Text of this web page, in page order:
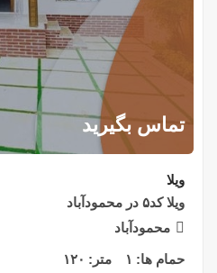
تماس بگیرید
ویلا
ویلا کد۵ در محمودآباد
محمودآباد
حمام ها: ۱ متر: ۱۲۰